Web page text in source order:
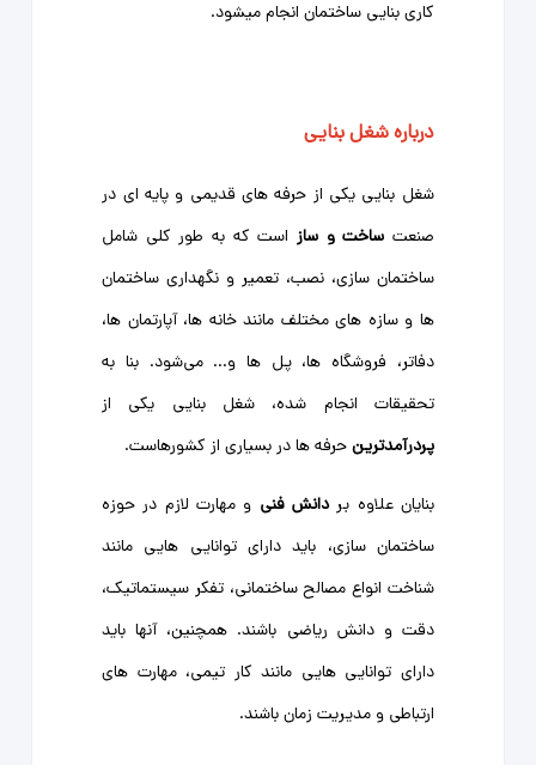
کاری بنایی ساختمان انجام میشود.
درباره شغل بنایی
شغل بنایی یکی از حرفه ‌های قدیمی و پایه‌ ای در
صنعت ساخت و ساز است که به طور کلی شامل
ساختمان ‌سازی، نصب، تعمیر و نگهداری ساختمان
‌ها و سازه ‌های مختلف مانند خانه ‌ها، آپارتمان‌ ها،
دفاتر، فروشگاه ‌ها، پل ‌ها و... می‌شود. بنا به
تحقیقات انجام شده، شغل بنایی یکی از
پردرآمدترینحرفه ‌ها در بسیاری از کشورهاست.
بنایان علاوه بردانش فنی و مهارت لازم در حوزه
ساختمان‌ سازی، باید دارای توانایی ‌هایی مانند
شناخت انواع مصالح ساختمانی، تفکر سیستماتیک،
دقت و دانش ریاضی باشند. همچنین، آنها باید
دارای توانایی ‌هایی مانند کار تیمی، مهارت ‌های
ارتباطی و مدیریت زمان باشند.